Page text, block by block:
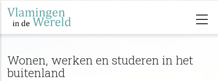
Overslaan
naar
inhoud
gaan
Wonen, werken en studeren in het
buitenland